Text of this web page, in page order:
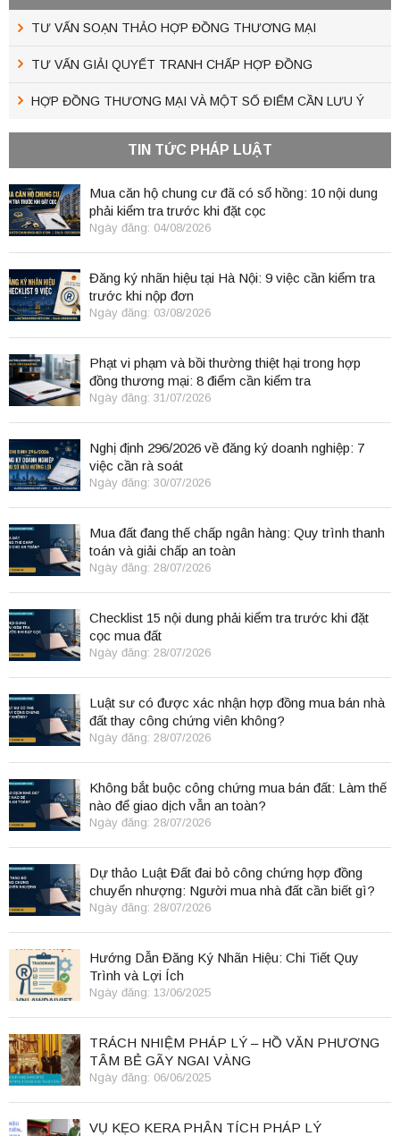
TƯ VẤN SOẠN THẢO HỢP ĐỒNG THƯƠNG MẠI
TƯ VẤN GIẢI QUYẾT TRANH CHẤP HỢP ĐỒNG
HỢP ĐỒNG THƯƠNG MẠI VÀ MỘT SỐ ĐIỂM CẦN LƯU Ý
TIN TỨC PHÁP LUẬT
Mua căn hộ chung cư đã có sổ hồng: 10 nội dung
phải kiểm tra trước khi đặt cọc
Ngày đăng: 04/08/2026
Đăng ký nhãn hiệu tại Hà Nội: 9 việc cần kiểm tra
trước khi nộp đơn
Ngày đăng: 03/08/2026
Phạt vi phạm và bồi thường thiệt hại trong hợp
đồng thương mại: 8 điểm cần kiểm tra
Ngày đăng: 31/07/2026
Nghị định 296/2026 về đăng ký doanh nghiệp: 7
việc cần rà soát
Ngày đăng: 30/07/2026
Mua đất đang thế chấp ngân hàng: Quy trình thanh
toán và giải chấp an toàn
Ngày đăng: 28/07/2026
Checklist 15 nội dung phải kiểm tra trước khi đặt
cọc mua đất
Ngày đăng: 28/07/2026
Luật sư có được xác nhận hợp đồng mua bán nhà
đất thay công chứng viên không?
Ngày đăng: 28/07/2026
Không bắt buộc công chứng mua bán đất: Làm thế
nào để giao dịch vẫn an toàn?
Ngày đăng: 28/07/2026
Dự thảo Luật Đất đai bỏ công chứng hợp đồng
chuyển nhượng: Người mua nhà đất cần biết gì?
Ngày đăng: 28/07/2026
Hướng Dẫn Đăng Ký Nhãn Hiệu: Chi Tiết Quy
Trình và Lợi Ích
Ngày đăng: 13/06/2025
TRÁCH NHIỆM PHÁP LÝ – HỒ VĂN PHƯƠNG
TÂM BẺ GÃY NGAI VÀNG
Ngày đăng: 06/06/2025
VỤ KẸO KERA PHÂN TÍCH PHÁP LÝ